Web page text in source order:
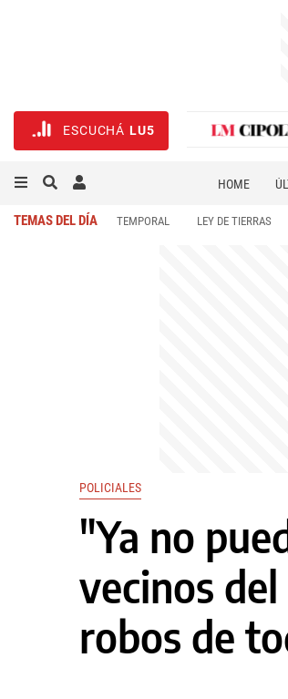
ESCUCHÁ LU5
HOME
TEMAS DEL DÍA TEMPORAL LEY DE TIERRAS
POLICIALES
"Ya no
vecinos
robos de